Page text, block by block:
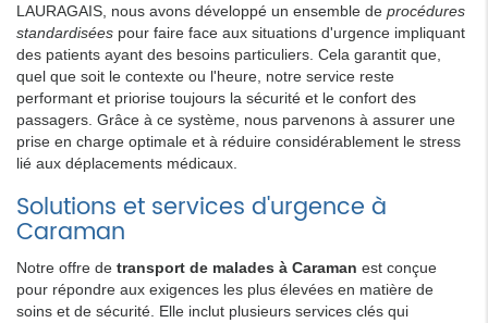
LAURAGAIS, nous avons développé un ensemble de procédures
standardisées pour faire face aux situations d'urgence impliquant
des patients ayant des besoins particuliers. Cela garantit que,
quel que soit le contexte ou l'heure, notre service reste
performant et priorise toujours la sécurité et le confort des
passagers. Grâce à ce système, nous parvenons à assurer une
prise en charge optimale et à réduire considérablement le stress
lié aux déplacements médicaux.
Solutions et services d'urgence à
Caraman
Notre offre de transport de malades à Caraman est conçue
pour répondre aux exigences les plus élevées en matière de
soins et de sécurité. Elle inclut plusieurs services clés qui